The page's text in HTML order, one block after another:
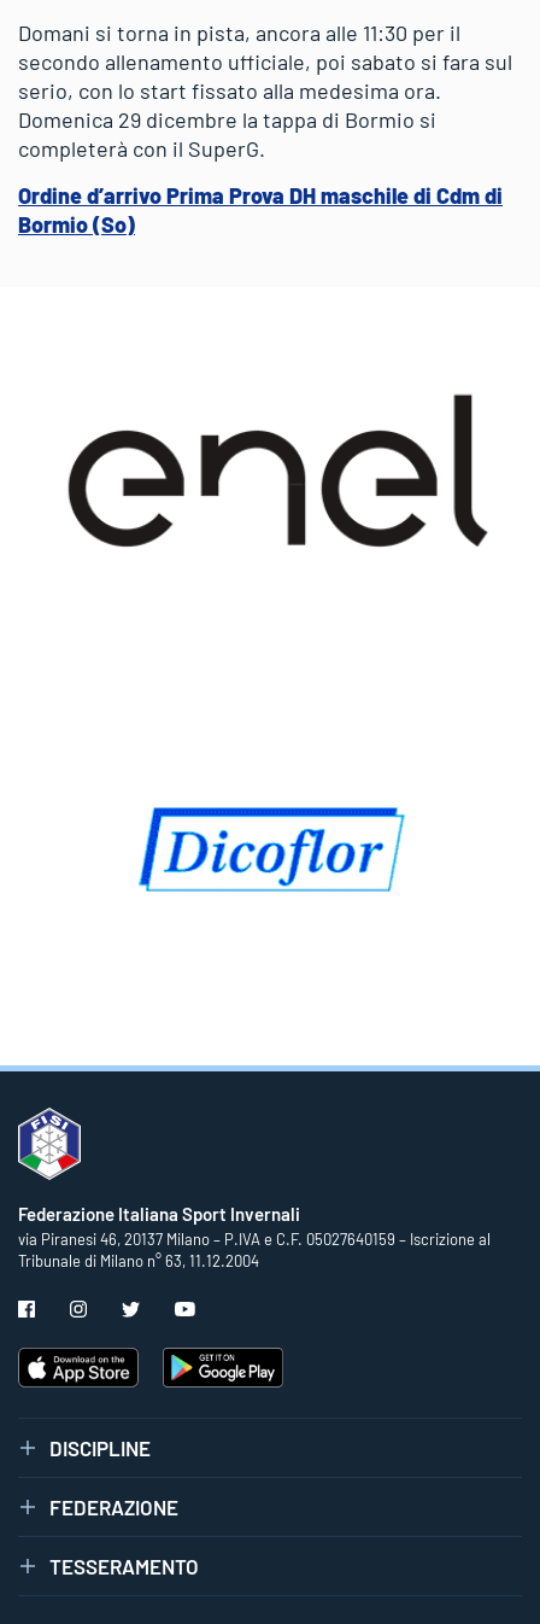
Domani si torna in pista, ancora alle 11:30 per il
secondo allenamento ufficiale, poi sabato si fara sul
serio, con lo start fissato alla medesima ora.
Domenica 29 dicembre la tappa di Bormio si
completerà con il SuperG.
Ordine d’arrivo Prima Prova DH maschile di Cdm di
Bormio (So)
Federazione Italiana Sport Invernali
via Piranesi 46, 20137 Milano – P.IVA e C.F. 05027640159 – Iscrizione al
Tribunale di Milano n° 63, 11.12.2004
DISCIPLINE
FEDERAZIONE
TESSERAMENTO